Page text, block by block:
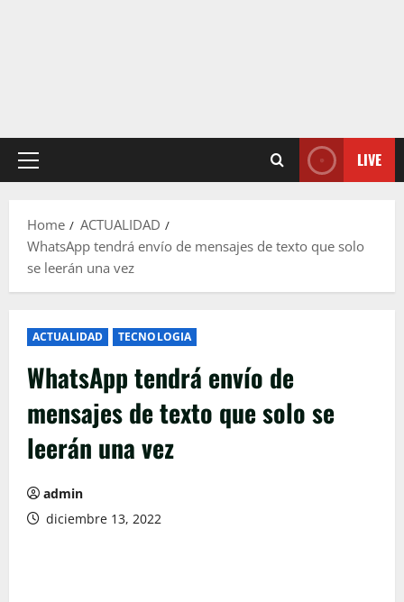
Primary
LIVE
Home
ACTUALIDAD
WhatsApp tendrá envío de mensajes de texto que solo
se leerán una vez
ACTUALIDAD TECNOLOGIA
WhatsApp tendrá envío de
mensajes de texto que solo se
leerán una vez
admin
diciembre 13, 2022